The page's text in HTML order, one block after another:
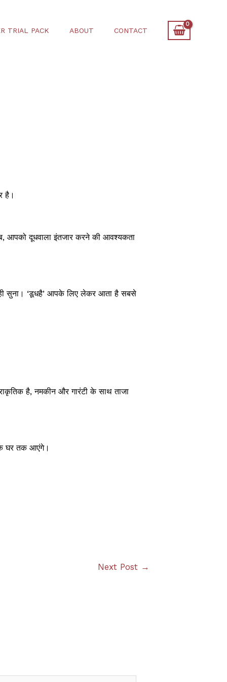
TRIAL PACK ABOUT CONTACT
है।
आपको दूधवाला इंतजार करने की आवश्यकता
सुना। ‘डूधहै’ आपके लिए लेकर आता है सबसे
है, नमकीन और गारंटी के साथ ताजा
घर तक आएंगे।
Next Post →